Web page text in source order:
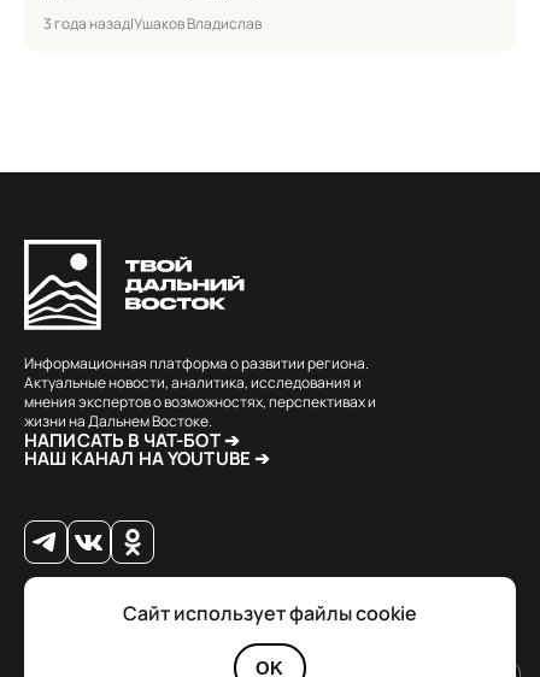
3 года назад|Ушаков Владислав
Информационная платформа о развитии региона.
Актуальные новости, аналитика, исследования и
мнения экспертов о возможностях, перспективах и
жизни на Дальнем Востоке.
НАПИСАТЬ В ЧАТ-БОТ ➔
НАШ КАНАЛ НА YOUTUBE ➔
© 2026 Твой Дальный Восток.
. РазработкаLoimi.
Политика конфиденциальности
Сайт использует файлы cookie
OK